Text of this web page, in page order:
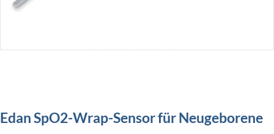
Edan SpO2-Wrap-Sensor für Neugeborene